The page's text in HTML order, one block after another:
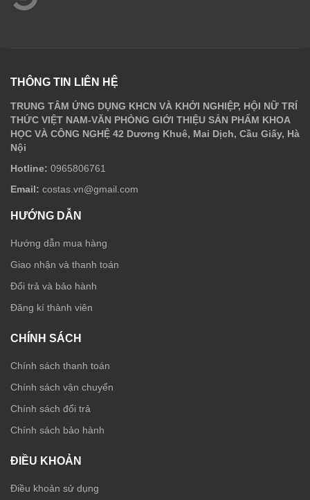
THÔNG TIN LIÊN HỆ
TRUNG TÂM ỨNG DỤNG KHCN VÀ KHỞI NGHIỆP, HỘI NỮ TRÍ
THỨC VIỆT NAM-VĂN PHÒNG GIỚI THIỆU SẢN PHẨM KHOA
HỌC VÀ CÔNG NGHỆ 42 Dương Khuê, Mai Dịch, Cầu Giấy, Hà
Nội
Hotline: 0965806761
Email: costas.vn@gmail.com
HƯỚNG DẪN
Hướng dẫn mua hàng
Giao nhận và thanh toán
Đổi trả và bảo hành
Đăng kí thành viên
CHÍNH SÁCH
Chính sách thanh toán
Chính sách vận chuyển
Chính sách đổi trả
Chính sách bảo hành
ĐIỀU KHOẢN
Điều khoản sử dụng